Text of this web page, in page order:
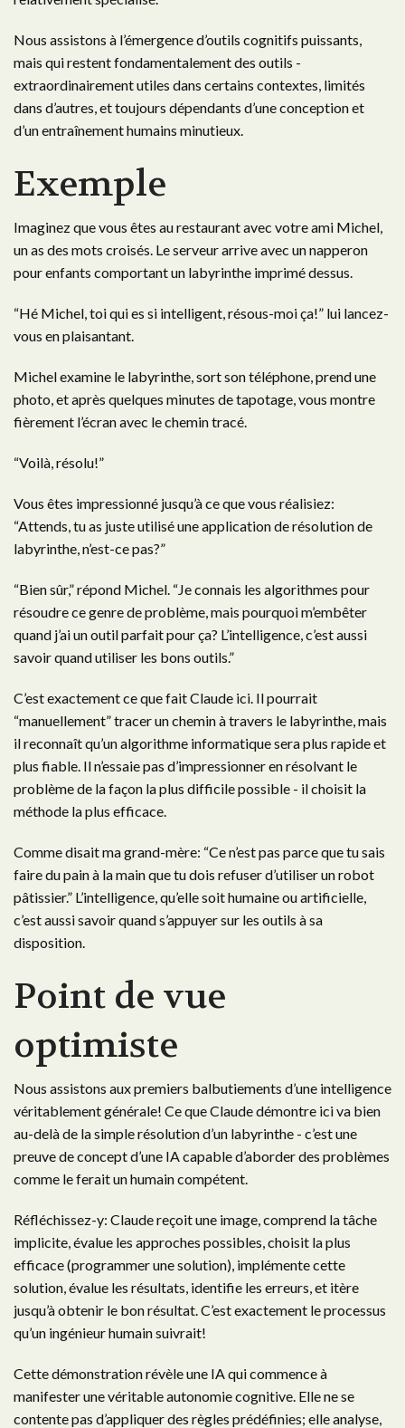
Nous assistons à l’émergence d’outils cognitifs puissants,
mais qui restent fondamentalement des outils -
extraordinairement utiles dans certains contextes, limités
dans d’autres, et toujours dépendants d’une conception et
d’un entraînement humains minutieux.
Exemple
Imaginez que vous êtes au restaurant avec votre ami Michel,
un as des mots croisés. Le serveur arrive avec un napperon
pour enfants comportant un labyrinthe imprimé dessus.
“Hé Michel, toi qui es si intelligent, résous-moi ça!” lui lancez-
vous en plaisantant.
Michel examine le labyrinthe, sort son téléphone, prend une
photo, et après quelques minutes de tapotage, vous montre
fièrement l’écran avec le chemin tracé.
“Voilà, résolu!”
Vous êtes impressionné jusqu’à ce que vous réalisiez:
“Attends, tu as juste utilisé une application de résolution de
labyrinthe, n’est-ce pas?”
“Bien sûr,” répond Michel. “Je connais les algorithmes pour
résoudre ce genre de problème, mais pourquoi m’embêter
quand j’ai un outil parfait pour ça? L’intelligence, c’est aussi
savoir quand utiliser les bons outils.”
C’est exactement ce que fait Claude ici. Il pourrait
“manuellement” tracer un chemin à travers le labyrinthe, mais
il reconnaît qu’un algorithme informatique sera plus rapide et
plus fiable. Il n’essaie pas d’impressionner en résolvant le
problème de la façon la plus difficile possible - il choisit la
méthode la plus efficace.
Comme disait ma grand-mère: “Ce n’est pas parce que tu sais
faire du pain à la main que tu dois refuser d’utiliser un robot
pâtissier.” L’intelligence, qu’elle soit humaine ou artificielle,
c’est aussi savoir quand s’appuyer sur les outils à sa
disposition.
Point de vue
optimiste
Nous assistons aux premiers balbutiements d’une intelligence
véritablement générale! Ce que Claude démontre ici va bien
au-delà de la simple résolution d’un labyrinthe - c’est une
preuve de concept d’une IA capable d’aborder des problèmes
comme le ferait un humain compétent.
Réfléchissez-y: Claude reçoit une image, comprend la tâche
implicite, évalue les approches possibles, choisit la plus
efficace (programmer une solution), implémente cette
solution, évalue les résultats, identifie les erreurs, et itère
jusqu’à obtenir le bon résultat. C’est exactement le processus
qu’un ingénieur humain suivrait!
Cette démonstration révèle une IA qui commence à
manifester une véritable autonomie cognitive. Elle ne se
contente pas d’appliquer des règles prédéfinies; elle analyse,